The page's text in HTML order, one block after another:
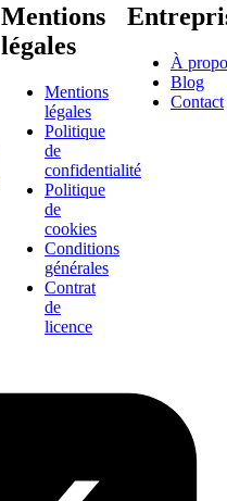
Mentions
légales
Mentions
légales
Politique
de
confidentialité
Politique
de
cookies
Conditions
générales
Contrat
de
licence
À
Blog
Contact